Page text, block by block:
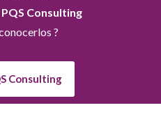
PQS Consulting
?
Consulting